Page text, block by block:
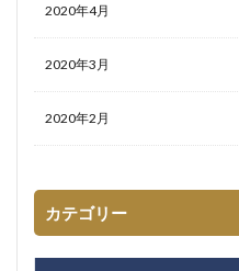
2020年4月
2020年3月
2020年2月
カテゴリー